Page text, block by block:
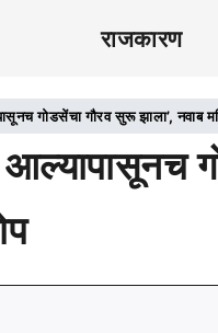
राजकारण
गोडसेंचा गौरव सुरू झाला’, नवाब
आल्यापासूनच